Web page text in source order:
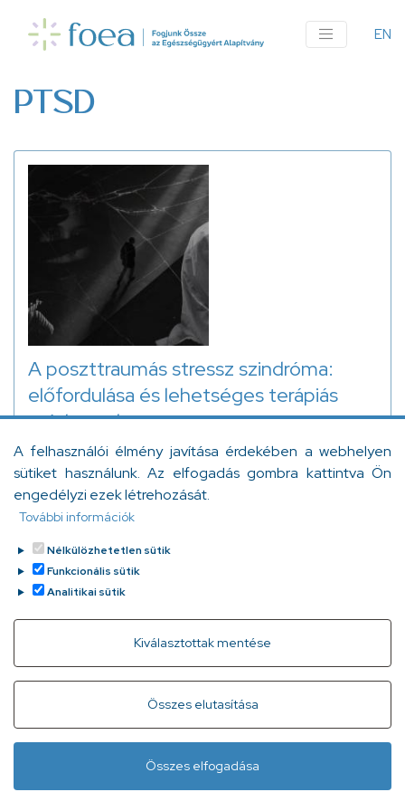
A felhasználói élmény javítása érdekében a webhelyen
sütiket használunk. Az elfogadás gombra kattintva Ön
engedélyzi ezek létrehozását.
További információk
Nélkülözhetetlen sütik
Funkcionális sütik
Analitikai sütik
Kiválasztottak mentése
Összes elutasítása
Withdraw consent
Összes elfogadása
tartalomra
EN
PTSD
A poszttraumás stressz szindróma:
előfordulása és lehetséges terápiás
módszerek
A PTSD (Post-Traumatic Stress Disorder), magyarul a
poszttraumás stressz szindróma a pszichológia és az
élettudományok által nehezen vizsgálható terület.
2023. január 25.
Gyorslinkek
Adatvédelem Kapcsolat
+ 36 1 296 2556(normál díjas, 8:00-20:00 között
hívható)